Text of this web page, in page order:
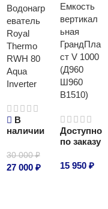
Водонагр
еватель
Royal
Thermo
RWH 80
Aqua
Inverter
В
наличии
30 000₽
27 000 ₽
Емкость
вертикал
ьная
ГрандПла
ст V 1000
(Д960
Ш960
В1510)
Доступно
по заказу
15 950₽